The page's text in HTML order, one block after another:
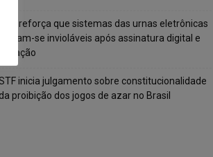
TSE reforça que sistemas das urnas eletrônicas
tornam-se invioláveis após assinatura digital e
lacração
inicia julgamento sobre constitucionalidade
da proibição dos jogos de azar no Brasil